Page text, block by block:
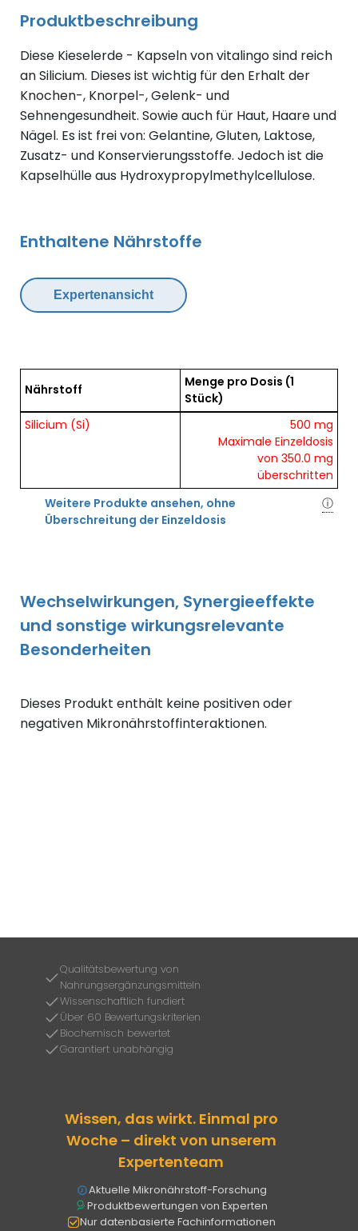
Produktbeschreibung
Diese Kieselerde - Kapseln von vitalingo sind reich
an Silicium. Dieses ist wichtig für den Erhalt der
Knochen-, Knorpel-, Gelenk- und
Sehnengesundheit. Sowie auch für Haut, Haare und
Nägel. Es ist frei von: Gelantine, Gluten, Laktose,
Zusatz- und Konservierungsstoffe. Jedoch ist die
Kapselhülle aus Hydroxypropylmethylcellulose.
Enthaltene Nährstoffe
Expertenansicht
Übersicht der enthaltenen Nährstoffe pro Dosis
Nährstoff Menge pro Dosis (1
Stück)
Silicium (Si)
500 mg
Maximale Einzeldosis
von 350.0 mg
überschritten
Weitere Produkte ansehen, ohne
Überschreitung der Einzeldosis
ⓘ
Wechselwirkungen, Synergieeffekte
und sonstige wirkungsrelevante
Besonderheiten
Dieses Produkt enthält keine positiven oder
negativen Mikronährstoffinteraktionen.
Qualitätsbewertung von
Nahrungsergänzungsmitteln
Wissenschaftlich fundiert
Über 60 Bewertungskriterien
Biochemisch bewertet
Garantiert unabhängig
Wissen, das wirkt. Einmal pro
Woche – direkt von unserem
Expertenteam
Aktuelle Mikronährstoff-Forschung
Produktbewertungen von Experten
Nur datenbasierte Fachinformationen